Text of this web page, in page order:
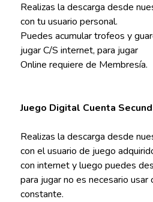
Realizas la descarga desde
con tu usuario personal.
Puedes acumular trofeos y
jugar C/S internet, para jugar
Online requiere de Membresía.
Juego Digital Cuenta
Realizas la descarga desde
con el usuario de juego
con internet y luego puedes
para jugar no es necesario
constante.